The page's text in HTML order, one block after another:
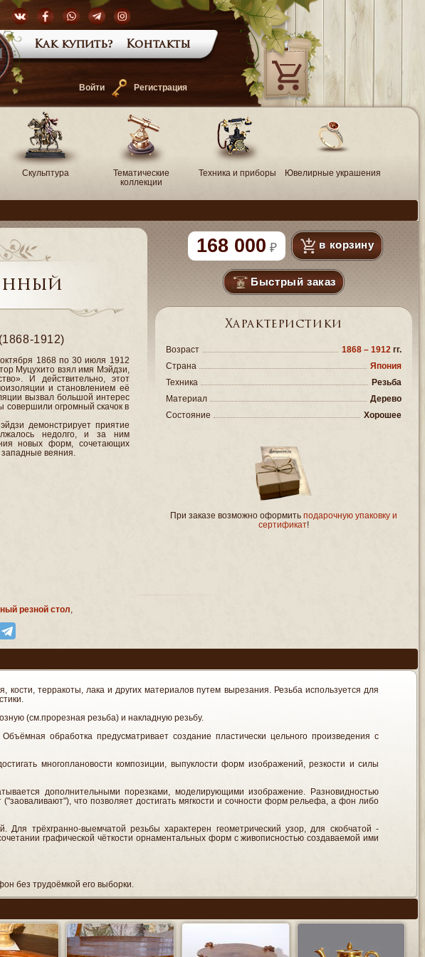
Войти Регистрация
Как купить? Контакты
—
Скульптура
Тематические
коллекции
Техника и приборы Ювелирные украшения
1912)
1868 по 30 июля 1912
Муцухито взял имя Мэйдзи,
И действительно, этот
и становлением её
вызвал большой интерес
совершили огромный скачок в
демонстрирует приятие
недолго, и за ним
новых форм, сочетающих
веяния.
168 000 в корзину
Быстрый заказ
Характеристики
Возраст 1868 – 1912 гг.
Страна
Япония
Техника
Резьба
Материал
Дерево
Состояние
Хорошее
При заказе возможно оформить подарочную упаковку и
сертификат!
резной стол
кости, терракоты, лака и других материалов путем вырезания. Резьба используется для
(см.прорезная резьба) и накладную резьбу.
обработка предусматривает создание пластически цельного произведения с
многоплановости композиции, выпуклости форм изображений, резкости и силы
дополнительными порезками, моделирующими изображение. Разновидностью
что позволяет достигать мягкости и сочности форм рельефа, а фон либо
трёхгранно-выемчатой резьбы характерен геометрический узор, для скобчатой -
графической чёткости орнаментальных форм с живописностью создаваемой ими
без трудоёмкой его выборки.